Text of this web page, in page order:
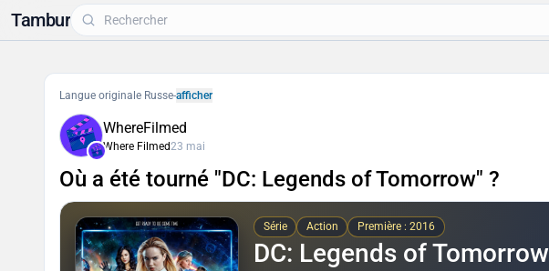
Tambur
Langue originale Russe-afficher
WhereFilmed
Where Filmed23 mai
Où a été tourné "DC: Legends of Tomorrow" ?
Série Action Première : 2016
DC: Legends of Tomorrow